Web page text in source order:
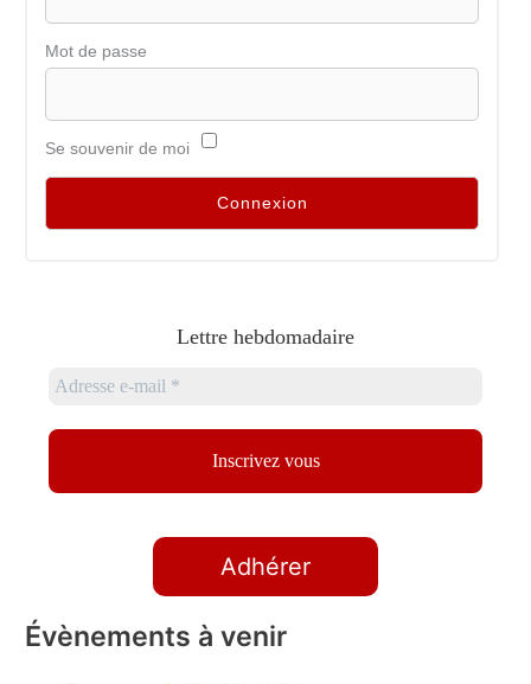
Mot de passe
Se souvenir de moi
Lettre hebdomadaire
Adhérer
Évènements à venir